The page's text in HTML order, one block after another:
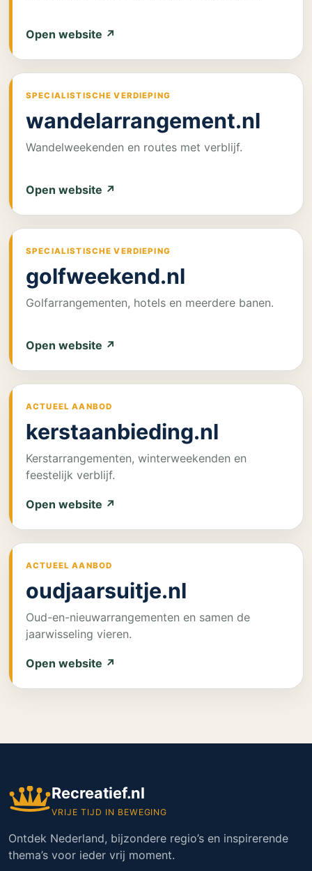
Open website ↗
SPECIALISTISCHE VERDIEPING
wandelarrangement.nl
Wandelweekenden en routes met verblijf.
Open website ↗
SPECIALISTISCHE VERDIEPING
golfweekend.nl
Golfarrangementen, hotels en meerdere banen.
Open website ↗
ACTUEEL AANBOD
kerstaanbieding.nl
Kerstarrangementen, winterweekenden en
feestelijk verblijf.
Open website ↗
ACTUEEL AANBOD
oudjaarsuitje.nl
Oud-en-nieuwarrangementen en samen de
jaarwisseling vieren.
Open website ↗
Recreatief.nl
VRIJE TIJD IN BEWEGING
Ontdek Nederland, bijzondere regio’s en inspirerende
thema’s voor ieder vrij moment.